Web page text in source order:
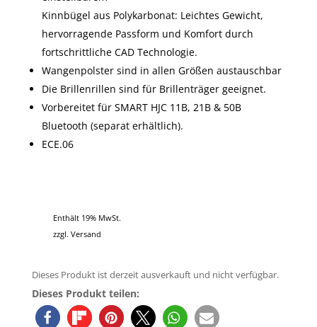
Dieses Produkt teilen:
Kinnbügel aus Polykarbonat: Leichtes Gewicht,
hervorragende Passform und Komfort durch
fortschrittliche CAD Technologie.
Wangenpolster sind in allen Größen austauschbar
Die Brillenrillen sind für Brillenträger geeignet.
Vorbereitet für SMART HJC 11B, 21B & 50B
Bluetooth (separat erhältlich).
ECE.06
Enthält 19% MwSt.
zzgl. Versand
Dieses Produkt ist derzeit ausverkauft und nicht verfügbar.